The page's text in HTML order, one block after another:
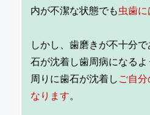
内が不潔な状態でも虫歯
しかし、歯磨きが不十分
石が沈着し歯周病になる
周りに歯石が沈着し ご自
なります。